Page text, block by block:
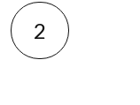
2